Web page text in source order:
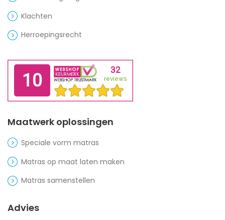
Klachten
Herroepingsrecht
Maatwerk oplossingen
Speciale vorm matras
Matras op maat laten maken
Matras samenstellen
Advies